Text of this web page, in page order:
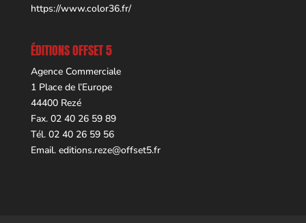
https://www.color36.fr/
ÉDITIONS OFFSET 5
Agence Commerciale
1 Place de l’Europe
44400 Rezé
Fax. 02 40 26 59 89
Tél. 02 40 26 59 56
Email. editions.reze@offset5.fr